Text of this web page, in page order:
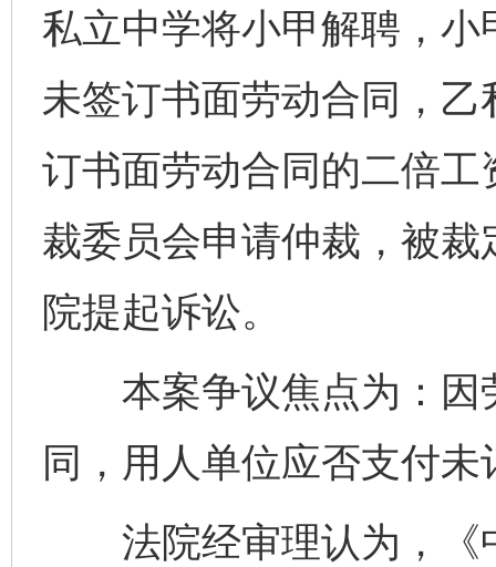
私立中学将小甲解聘，
未签订书面劳动合同，
订书面劳动合同的二倍
裁委员会申请仲裁，被
院提起诉讼。
本案争议焦点为：因
同，用人单位应否支付
法院经审理认为，《